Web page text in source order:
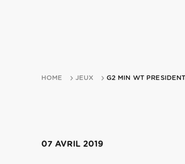
HOME JEUX G2 MIN WT
07 AVRIL 2019